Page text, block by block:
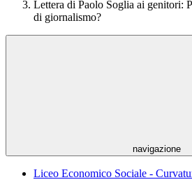
Lettera di Paolo Soglia ai genitori:
di giornalismo?
navigazione
Liceo Economico Sociale -